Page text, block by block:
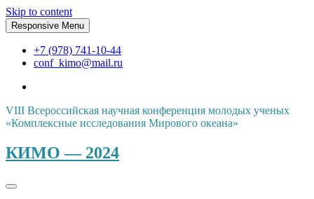
Skip to content
Responsive Menu
+7 (978) 741-10-44
conf_kimo@mail.ru
VIII Всероссийская научная конференция молодых ученых
«Комплексные исследования Мирового океана»
КИМО — 2024